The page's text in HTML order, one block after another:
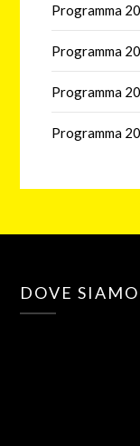
Programma
Programma
Programma
Programma
DOVE SIAMO